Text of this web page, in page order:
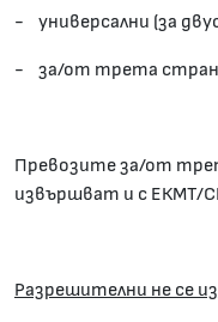
- универсални (за
- за/от трета
Превозите за/от
извършват и с ЕКМТ/
Разрешителни не се